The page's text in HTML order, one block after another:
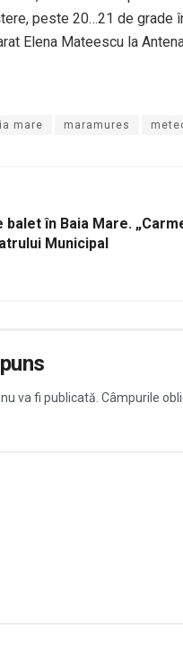
peste 20…21 de grade
Elena Mateescu la
mare maramures
în Baia Mare.
Municipal
va fi publicată. Câmpurile